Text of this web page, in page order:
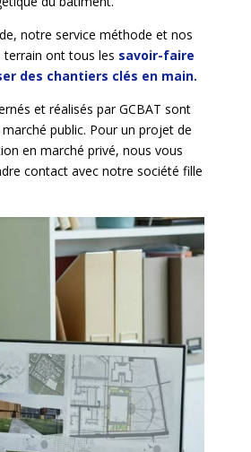
notre service méthode et nos
ont tous les savoir-faire
des chantiers clés en main.
et réalisés par GCBAT sont
public. Pour un projet de
en marché privé, nous vous
contact avec notre société fille